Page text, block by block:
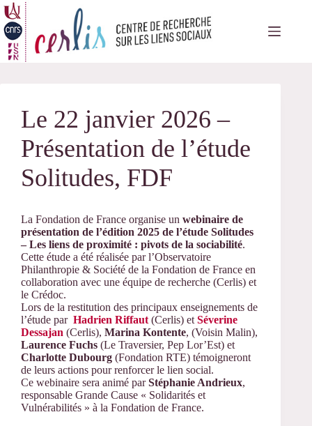
Passer
au
contenu
Le 22 janvier 2026 –
Présentation de l’étude
Solitudes, FDF
La Fondation de France organise un webinaire de
présentation de l’édition 2025 de l’étude Solitudes
– Les liens de proximité : pivots de la sociabilité.
Cette étude a été réalisée par l’Observatoire
Philanthropie & Société de la Fondation de France en
collaboration avec une équipe de recherche (Cerlis) et
le Crédoc.
Lors de la restitution des principaux enseignements de
l’étude par Hadrien Riffaut (Cerlis) et Séverine
Dessajan (Cerlis), Marina Kontente, (Voisin Malin),
Laurence Fuchs (Le Traversier, Pep Lor’Est) et
Charlotte Dubourg (Fondation RTE) témoigneront
de leurs actions pour renforcer le lien social.
Ce webinaire sera animé parStéphanie Andrieux,
responsable Grande Cause « Solidarités et
Vulnérabilités » à la Fondation de France.